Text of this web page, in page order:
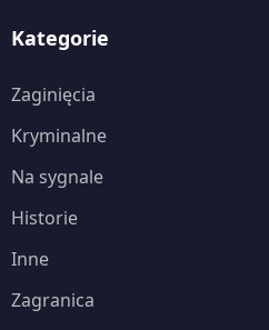
Kategorie
Zaginięcia
Kryminalne
Na sygnale
Historie
Inne
Zagranica